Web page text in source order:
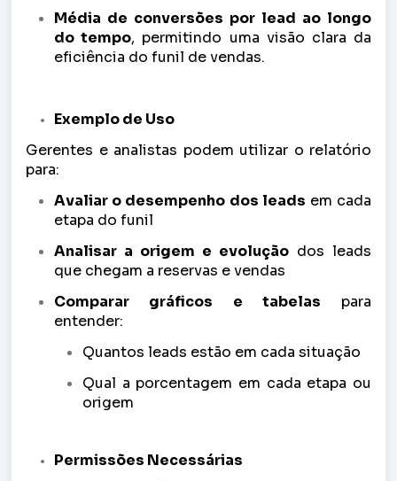
Média de conversões por lead ao longo
do tempo, permitindo uma visão clara da
eficiência do funil de vendas.
Exemplo de Uso
Gerentes e analistas podem utilizar o relatório
para:
Avaliar o desempenho dos leads em cada
etapa do funil
Analisar a origem e evolução dos leads
que chegam a reservas e vendas
Comparar gráficos e tabelas para
entender:
Quantos leads estão em cada situação
Qual a porcentagem em cada etapa ou
origem
Permissões Necessárias